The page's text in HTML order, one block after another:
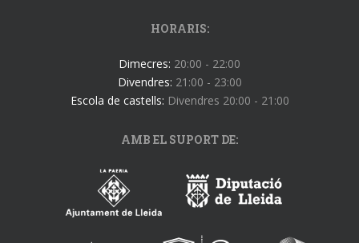
HORARIS:
Dimecres: 20:00 - 22:00
Divendres: 21:00 - 23:00
Escola de castells: Divendres 20:00 - 21:00
AMB EL SUPORT DE: